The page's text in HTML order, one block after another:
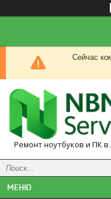
Сейчас
Ремонт ноутбуков и ПК